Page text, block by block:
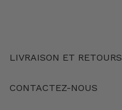
LIVRAISON ET RETOURS
CONTACTEZ-NOUS